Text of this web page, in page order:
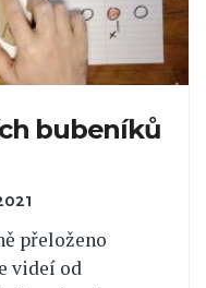
bubeníků
přeloženo
videí od